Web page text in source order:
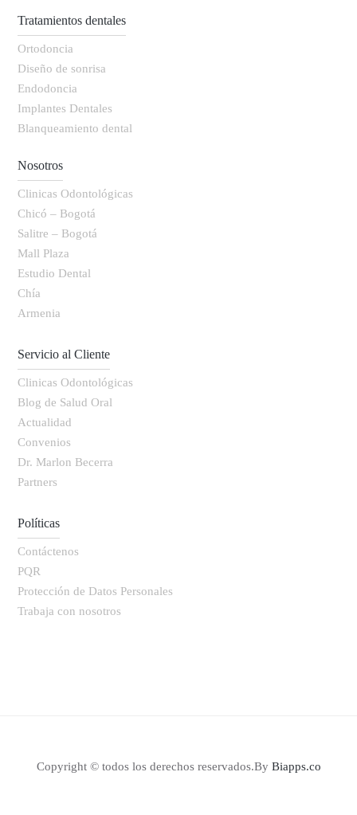
Tratamientos dentales
Ortodoncia
Diseño de sonrisa
Endodoncia
Implantes Dentales
Blanqueamiento dental
Nosotros
Clinicas Odontológicas
Chicó – Bogotá
Salitre – Bogotá
Mall Plaza
Estudio Dental
Chía
Armenia
Servicio al Cliente
Clinicas Odontológicas
Blog de Salud Oral
Actualidad
Convenios
Dr. Marlon Becerra
Partners
Políticas
Contáctenos
PQR
Protección de Datos Personales
Trabaja con nosotros
Copyright © todos los derechos reservados.By Biapps.co